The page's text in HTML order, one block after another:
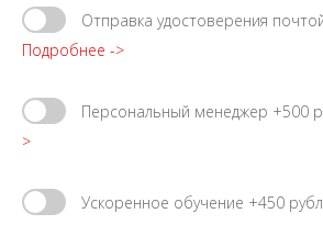
Отправка удостоверения
Подробнее ->
Персональный менеджер +500
>
Ускоренное обучение +450